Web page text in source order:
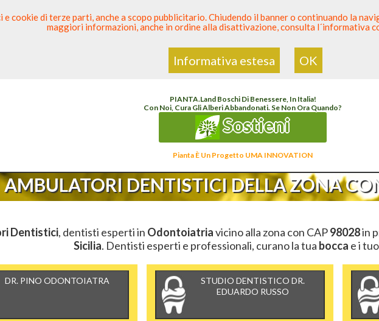
Elenco Dentista Sicuro>Odontoiatria>Ambulatori Dentistici>Sicilia
PIANTA.LandBoschi Di Benessere, In Italia!
Con Noi, Cura Gli Alberi Abbandonati. Se Non Ora Quando?
Sostieni
Pianta È Un Progetto UMA INNOVATION
AMBULATORI DENTISTICI DELLA ZONA
Dentistici, dentisti esperti in Odontoiatriavicino alla zona con CAP98028in
Sicilia. Dentisti esperti e professionali, curano la tua bocca e i
DR. PINO ODONTOIATRA
STUDIO DENTISTICO DR.
EDUARDO RUSSO
cookie di terze parti, anche a scopo pubblicitario. Chiudendo il banner o continuando la
maggiori informazioni, anche in ordine alla disattivazione, consulta l´informativa
Informativa estesa OK